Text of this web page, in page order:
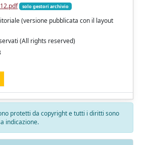
solo gestori archivio
(versione pubblicata con il layout
(All rights reserved)
protetti da copyright e tutti i diritti sono
indicazione.